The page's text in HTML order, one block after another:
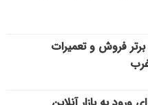
فروش و تعمیرات